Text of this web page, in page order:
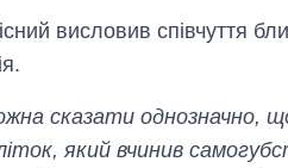
висловив співчуття
сказати однозначно,
який вчинив